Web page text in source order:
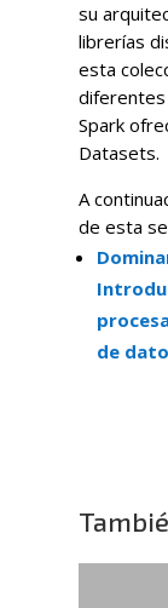
su
librerías
esta
Spark
Datasets.
A
de esta
de